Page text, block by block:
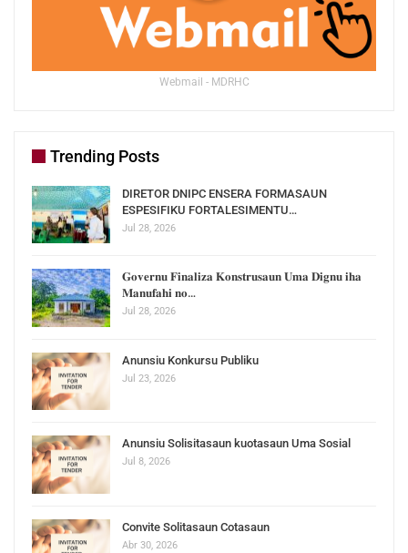
Webmail - MDRHC
Trending Posts
DIRETOR DNIPC ENSERA FORMASAUN
ESPESIFIKU FORTALESIMENTU…
Jul 28, 2026
𝐆𝐨𝐯𝐞𝐫𝐧𝐮 𝐅𝐢𝐧𝐚𝐥𝐢𝐳𝐚 𝐊𝐨𝐧𝐬𝐭𝐫𝐮𝐬𝐚𝐮𝐧 𝐔𝐦𝐚 𝐃𝐢𝐠𝐧𝐮 𝐢𝐡𝐚
𝐌𝐚𝐧𝐮𝐟𝐚𝐡𝐢 𝐧𝐨…
Jul 28, 2026
Anunsiu Konkursu Publiku
Jul 23, 2026
Anunsiu Solisitasaun kuotasaun Uma Sosial
Jul 8, 2026
Convite Solitasaun Cotasaun
Abr 30, 2026